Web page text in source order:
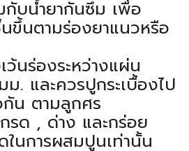
กับน้ำยากันซึม เพื่อ
ขึ้นตามร่องยาแนวหรือ
ว้นร่องระหว่างแผ่น
. และควรปูกระเบื้องไป
กัน ตามลูกศร
รด , ด่าง และกร่อย
ในการผสมปูนเท่านั้น